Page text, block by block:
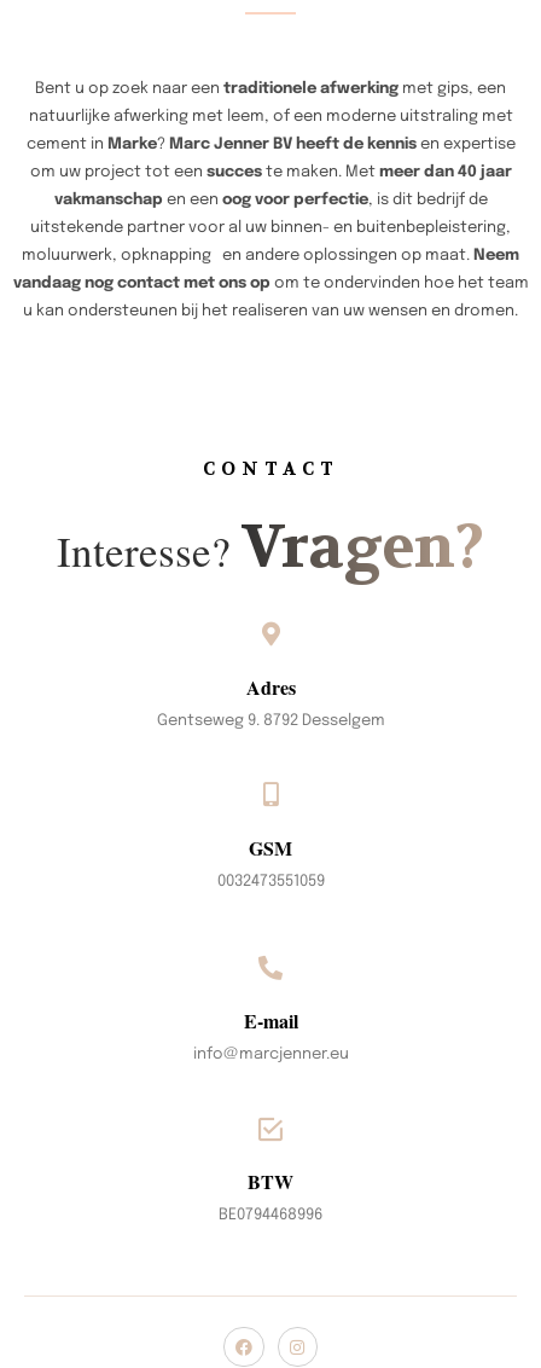
Bent u op zoek naar een traditionele afwerking met gips, een
natuurlijke afwerking met leem, of een moderne uitstraling met
cement in Marke? Marc Jenner BV heeft de kennisen expertise
om uw project tot een succeste maken. Met meer dan 40 jaar
vakmanschap en een oog voor perfectie, is dit bedrijf de
uitstekende partner voor al uw binnen- en buitenbepleistering,
moluurwerk, opknapping en andere oplossingen op maat. Neem
vandaag nog contact met ons op om te ondervinden hoe het team
u kan ondersteunen bij het realiseren van uw wensen en dromen.
CONTACT
Interesse? Vragen?
Adres
Gentseweg 9. 8792 Desselgem
GSM
0032473551059
E-mail
info@marcjenner.eu
BTW
BE0794468996